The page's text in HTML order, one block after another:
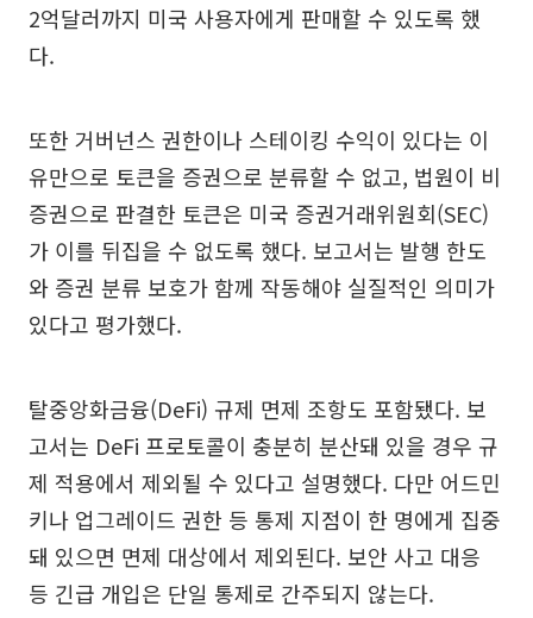
2억달러까지 미국 사용자에게 판매할 수 있도록 했
다.
또한 거버넌스 권한이나 스테이킹 수익이 있다는 이
유만으로 토큰을 증권으로 분류할 수 없고, 법원이 비
증권으로 판결한 토큰은 미국 증권거래위원회(SEC)
가 이를 뒤집을 수 없도록 했다. 보고서는 발행 한도
와 증권 분류 보호가 함께 작동해야 실질적인 의미가
있다고 평가했다.
탈중앙화금융(DeFi) 규제 면제 조항도 포함됐다. 보
고서는 DeFi 프로토콜이 충분히 분산돼 있을 경우 규
제 적용에서 제외될 수 있다고 설명했다. 다만 어드민
키나 업그레이드 권한 등 통제 지점이 한 명에게 집중
돼 있으면 면제 대상에서 제외된다. 보안 사고 대응
등 긴급 개입은 단일 통제로 간주되지 않는다.